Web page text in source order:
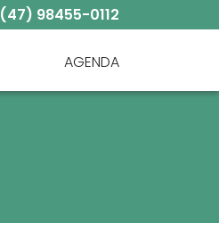
(47) 98455-0112
AGENDA